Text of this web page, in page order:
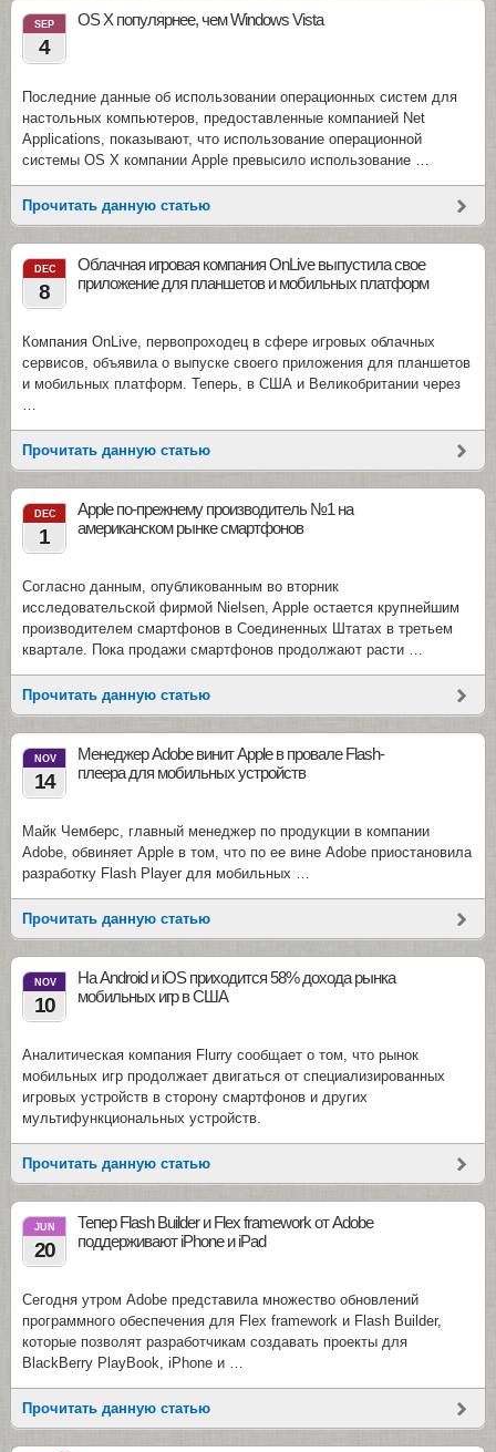
SEP
4
OS X популярнее, чем Windows Vista
Последние данные об использовании операционных систем для
настольных компьютеров, предоставленные компанией Net
Applications, показывают, что использование операционной
системы OS X компании Apple превысило использование …
Прочитать данную статью
DEC
8
Облачная игровая компания OnLive выпустила свое
приложение для планшетов и мобильных платформ
Компания OnLive, первопроходец в сфере игровых облачных
сервисов, объявила о выпуске своего приложения для планшетов
и мобильных платформ. Теперь, в США и Великобритании через
…
Прочитать данную статью
DEC
1
Apple по-прежнему производитель №1 на
американском рынке смартфонов
Согласно данным, опубликованным во вторник
исследовательской фирмой Nielsen, Apple остается крупнейшим
производителем смартфонов в Соединенных Штатах в третьем
квартале. Пока продажи смартфонов продолжают расти …
Прочитать данную статью
NOV
14
Менеджер Adobe винит Apple в провале Flash-
плеера для мобильных устройств
Майк Чемберс, главный менеджер по продукции в компании
Adobe, обвиняет Apple в том, что по ее вине Adobe приостановила
разработку Flash Player для мобильных …
Прочитать данную статью
NOV
10
На Android и iOS приходится 58% дохода рынка
мобильных игр в США
Аналитическая компания Flurry сообщает о том, что рынок
мобильных игр продолжает двигаться от специализированных
игровых устройств в сторону смартфонов и других
мультифункциональных устройств.
Прочитать данную статью
JUN
20
Тепер Flash Builder и Flex framework от Adobe
поддерживают iPhone и iPad
Сегодня утром Adobe представила множество обновлений
программного обеспечения для Flex framework и Flash Builder,
которые позволят разработчикам создавать проекты для
BlackBerry PlayBook, iPhone и …
Прочитать данную статью